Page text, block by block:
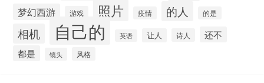
梦幻西游 游戏 照片 疫情 的人 的是
相机 自己的 英语 让人 诗人
还不
都是
镜头 风格